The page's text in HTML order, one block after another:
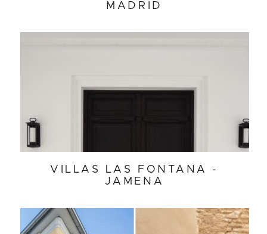
MADRID
VILLAS LAS FONTANA -
JAMENA